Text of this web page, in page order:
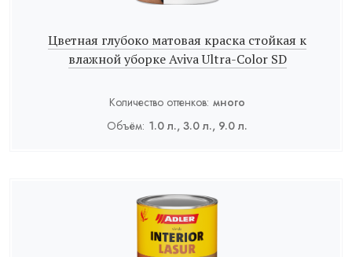
Цветная глубоко матовая краска стойкая к
влажной уборке Aviva Ultra-Color SD
Количество оттенков: много
Объём: 1.0 л., 3.0 л., 9.0 л.